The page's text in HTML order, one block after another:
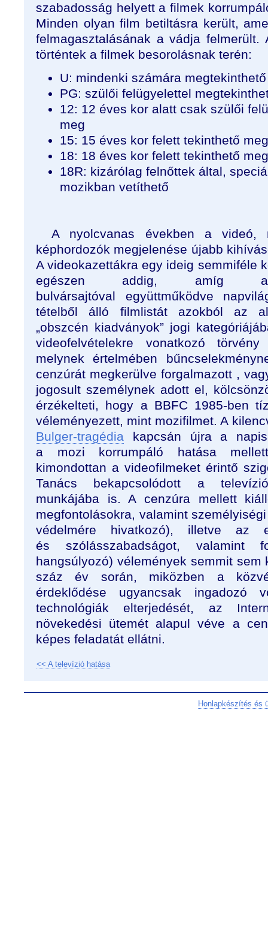
szabadosság helyett a filmek
Minden olyan film betiltásra került,
felmagasztalásának a vádja felmerült.
történtek a filmek besorolásnak terén:
U: mindenki számára megtekinthető
PG: szülői felügyelettel
12: 12 éves kor alatt csak szülői
meg
15: 15 éves kor felett tekinthető meg
18: 18 éves kor felett tekinthető meg
18R: kizárólag felnőttek által,
mozikban vetíthető
A nyolcvanas években a videó,
képhordozók megjelenése újabb
A videokazettákra egy ideig semmiféle
egészen addig, amíg
bulvársajtóval együttműködve
tételből álló filmlistát azokból az
„obszcén kiadványok” jogi
videofelvételekre vonatkozó
melynek értelmében
cenzúrát megkerülve forgalmazott ,
jogosult személynek adott el,
érzékelteti, hogy a BBFC 1985-ben
véleményezett, mint mozifilmet. A
Bulger-tragédia kapcsán újra a
a mozi korrumpáló hatása
kimondottan a videofilmeket érintő
Tanács bekapcsolódott a
munkájába is. A cenzúra mellett
megfontolásokra, valamint
védelmére hivatkozó), illetve az
és szólásszabadságot, valamint
hangsúlyozó) vélemények semmit
száz év során, miközben a
érdeklődése ugyancsak
technológiák elterjedését, az
növekedési ütemét alapul véve a
képes feladatát ellátni.
<< A televízió hatása
Honlapkészítés és